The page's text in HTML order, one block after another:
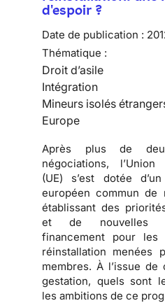
d'espoir ?
Date de publication :
Thématique :
Droit d’asile
Intégration
Mineurs isolés
Europe
Après plus de
négociations, l’Union
(UE) s’est dotée
européen commun de
établissant des
et de nouvelles
financement pour les
réinstallation menées
membres. À l’issue de
gestation, quels sont
les ambitions de ce